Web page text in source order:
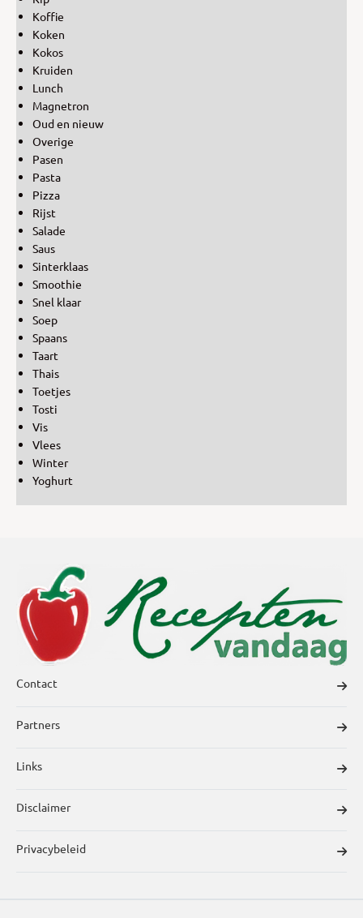
Koffie
Koken
Kokos
Kruiden
Lunch
Magnetron
Oud en nieuw
Overige
Pasen
Pasta
Pizza
Rijst
Salade
Saus
Sinterklaas
Smoothie
Snel klaar
Soep
Spaans
Taart
Thais
Toetjes
Tosti
Vis
Vlees
Winter
Yoghurt
Contact
Partners
Links
Disclaimer
Privacybeleid